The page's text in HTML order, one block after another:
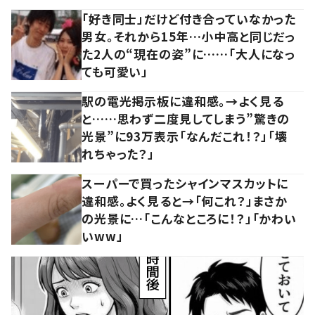
「好き同士」だけど付き合っていなかった
男女。それから15年…小中高と同じだっ
た2人の“現在の姿”に……「大人になっ
ても可愛い」
駅の電光掲示板に違和感。→よく見る
と……思わず二度見してしまう”驚きの
光景”に93万表示「なんだこれ！？」「壊
れちゃった？」
スーパーで買ったシャインマスカットに
違和感。よく見ると→「何これ？」まさか
の光景に…「こんなところに！？」「かわい
いww」